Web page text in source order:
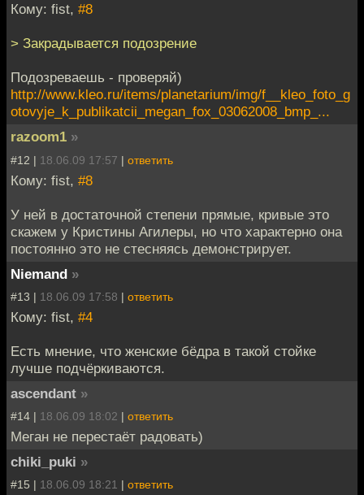
Кому: fist, #8
> Закрадывается подозрение
Подозреваешь - проверяй)
http://www.kleo.ru/items/planetarium/img/f__kleo_foto_g
otovyje_k_publikatcii_megan_fox_03062008_bmp_...
razoom1 »
#12 | 18.06.09 17:57 | ответить
Кому: fist, #8
У ней в достаточной степени прямые, кривые это
скажем у Кристины Агилеры, но что характерно она
постоянно это не стесняясь демонстрирует.
Niemand »
#13 | 18.06.09 17:58 | ответить
Кому: fist, #4
Есть мнение, что женские бёдра в такой стойке
лучше подчёркиваются.
ascendant »
#14 | 18.06.09 18:02 | ответить
Меган не перестаёт радовать)
chiki_puki »
#15 | 18.06.09 18:21 | ответить